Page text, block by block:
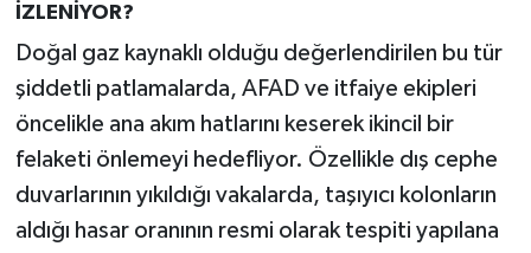
İZLENİYOR?
Doğal gaz kaynaklı olduğu değerlendirilen bu tür
şiddetli patlamalarda, AFAD ve itfaiye ekipleri
öncelikle ana akım hatlarını keserek ikincil bir
felaketi önlemeyi hedefliyor. Özellikle dış cephe
duvarlarının yıkıldığı vakalarda, taşıyıcı kolonların
aldığı hasar oranının resmi olarak tespiti yapılana